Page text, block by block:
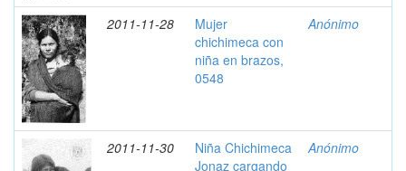
2011-11-28
Mujer
chichimeca con
niña en brazos,
0548
Anónimo
2011-11-30
Niña Chichimeca
Jonaz cargando
Anónimo